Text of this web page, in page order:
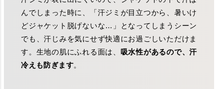
んでしまった時に、「汗ジミが目立つから、暑いけ
どジャケット脱げないな…」となってしまうシーン
でも、汗じみを気にせず快適にお過ごしいただけま
す。生地の肌にふれる面は、 吸水性があるので、汗
冷えも防ぎます。